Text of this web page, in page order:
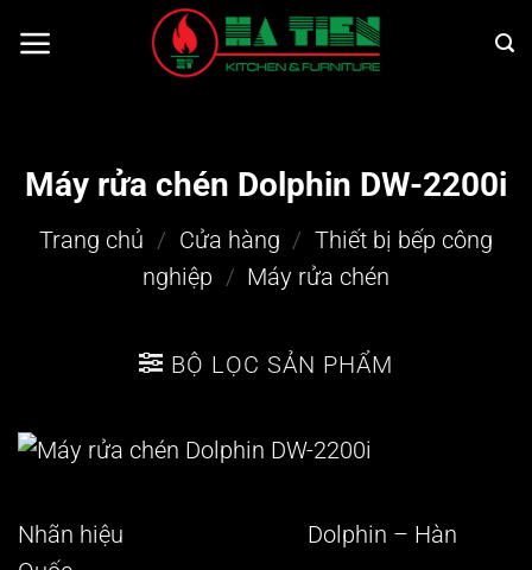
qua
Máy rửa chén Dolphin DW-2200i
Trang chủ / Cửa hàng / Thiết bị bếp công
nghiệp / Máy rửa chén
BỘ LỌC SẢN PHẨM
Nhãn hiệu Dolphin – Hàn